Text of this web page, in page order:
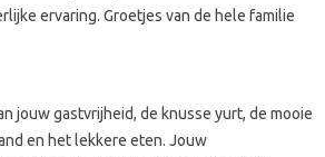
ervaring. Groetjes van de hele familie
jouw gastvrijheid, de knusse yurt, de mooie
en het lekkere eten. Jouw